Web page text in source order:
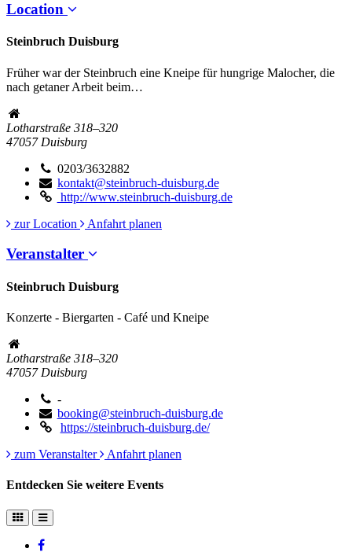
Location
Steinbruch Duisburg
Früher war der Steinbruch eine Kneipe für hungrige Malocher, die
nach getaner Arbeit beim…
Lotharstraße 318–320
47057 Duisburg
0203/3632882
kontakt@steinbruch-duisburg.de
http://www.steinbruch-duisburg.de
zur Location
Anfahrt planen
Veranstalter
Steinbruch Duisburg
Konzerte - Biergarten - Café und Kneipe
Lotharstraße 318–320
47057 Duisburg
-
booking@steinbruch-duisburg.de
https://steinbruch-duisburg.de/
zum Veranstalter
Anfahrt planen
Entdecken Sie weitere Events